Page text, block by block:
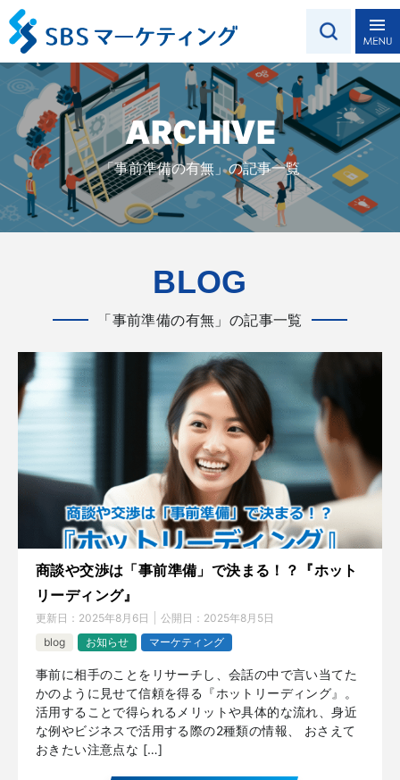
ARCHIVE
「事前準備の有無」の記事一覧
BLOG
「事前準備の有無」の記事一覧
商談や交渉は「事前準備」で決まる！？『ホット
リーディング』
更新日： 2025年8月6日 公開日： 2025年8月5日
blog
お知らせ マーケティング
事前に相手のことをリサーチし、会話の中で言い当てた
かのように見せて信頼を得る『ホットリーディング』。
活用することで得られるメリットや具体的な流れ、身近
な例やビジネスで活用する際の2種類の情報、 おさえて
おきたい注意点な […]